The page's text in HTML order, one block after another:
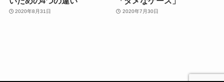
2020年8月31日 2020年7月30日